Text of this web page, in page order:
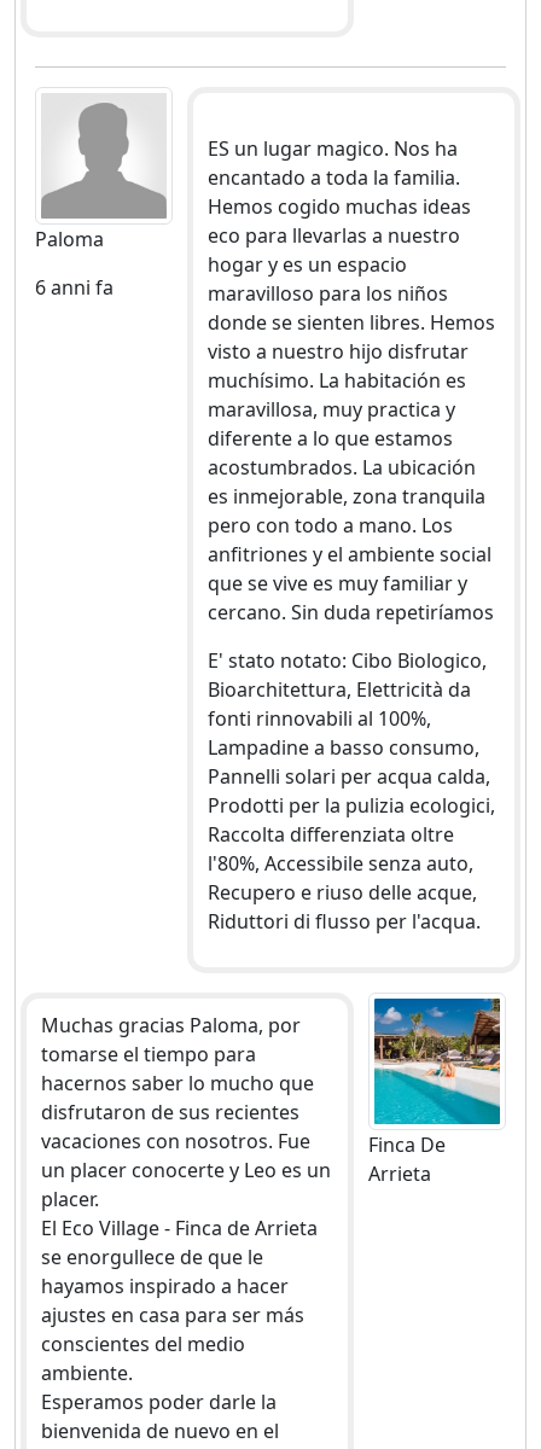
Paloma
6 anni fa
ES un lugar magico. Nos ha
encantado a toda la familia.
Hemos cogido muchas ideas
eco para llevarlas a nuestro
hogar y es un espacio
maravilloso para los niños
donde se sienten libres. Hemos
visto a nuestro hijo disfrutar
muchísimo. La habitación es
maravillosa, muy practica y
diferente a lo que estamos
acostumbrados. La ubicación
es inmejorable, zona tranquila
pero con todo a mano. Los
anfitriones y el ambiente social
que se vive es muy familiar y
cercano. Sin duda repetiríamos
E' stato notato: Cibo Biologico,
Bioarchitettura, Elettricità da
fonti rinnovabili al 100%,
Lampadine a basso consumo,
Pannelli solari per acqua calda,
Prodotti per la pulizia ecologici,
Raccolta differenziata oltre
l'80%, Accessibile senza auto,
Recupero e riuso delle acque,
Riduttori di flusso per l'acqua.
Muchas gracias Paloma, por
tomarse el tiempo para
hacernos saber lo mucho que
disfrutaron de sus recientes
vacaciones con nosotros. Fue
un placer conocerte y Leo es un
placer.
El Eco Village - Finca de Arrieta
se enorgullece de que le
hayamos inspirado a hacer
ajustes en casa para ser más
conscientes del medio
ambiente.
Esperamos poder darle la
bienvenida de nuevo en el
Finca De
Arrieta